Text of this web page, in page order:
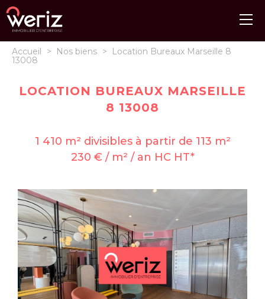
Accueil > Nos biens >
Location Bureaux Marseille 8
13008
LOCATION BUREAUX MARSEILLE
8 13008
1 410 m² divisibles à partir de 113 m²
230 € / m² / an HC HT*